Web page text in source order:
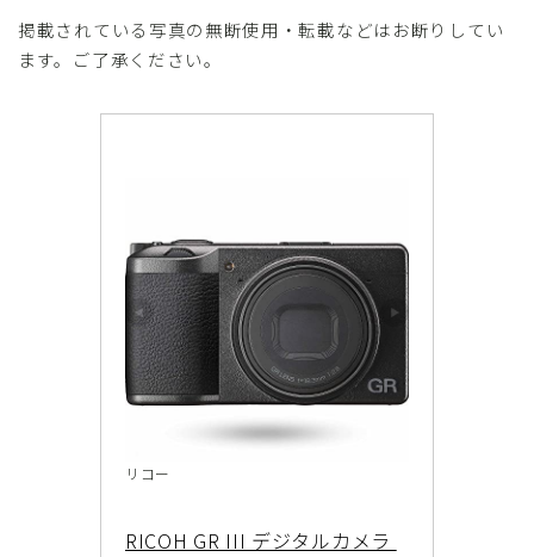
掲載されている写真の無断使用・転載などはお断りしてい
ます。ご了承ください。
リコー
RICOH GR III デジタルカメラ